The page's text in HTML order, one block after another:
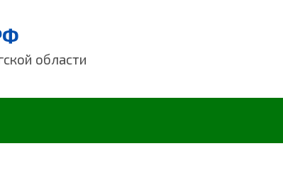
области